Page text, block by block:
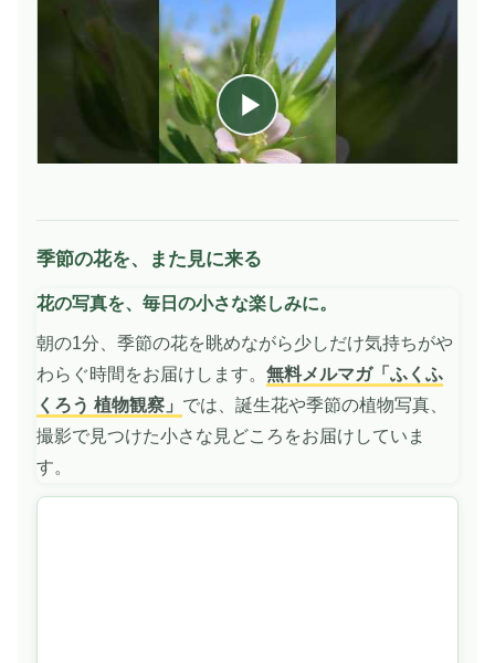
動
画
を
生
季節の花を、また見に来る
花の写真を、毎日の小さな楽しみに。
朝の1分、季節の花を眺めながら少しだけ気持ちがや
わらぐ時間をお届けします。 無料メルマガ「ふくふ
くろう 植物観察」 では、誕生花や季節の植物写真、
撮影で見つけた小さな見どころをお届けしていま
す。